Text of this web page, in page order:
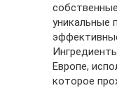
уникальные
Европе,
которое